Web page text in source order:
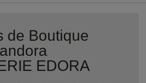
de Boutique
EDORA